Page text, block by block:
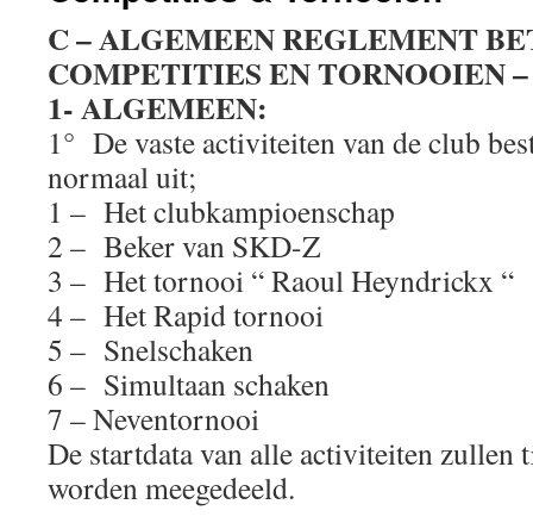
C – ALGEMEEN REGLEMENT
COMPETITIES EN TORNOOIEN –
1- ALGEMEEN:
1° De vaste activiteiten van de club
normaal uit;
1 – Het clubkampioenschap
2 – Beker van SKD-Z
3 – Het tornooi “ Raoul Heyndrickx “
4 – Het Rapid tornooi
5 – Snelschaken
6 – Simultaan schaken
7 – Neventornooi
De startdata van alle activiteiten zullen
worden meegedeeld.